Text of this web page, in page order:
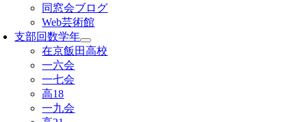
同窓会ブログ
Web芸術館
支部回数学年
在京飯田高校
一六会
一七会
高18
一九会